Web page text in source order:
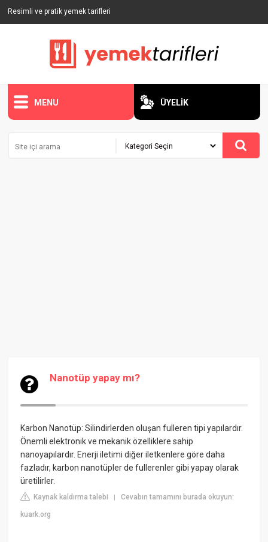
Resimli ve pratik yemek tarifleri
MENU ÜYELİK
Nanotüp yapay mı?
Karbon Nanotüp: Silindirlerden oluşanfulleren tipi yapılardır.
Önemli elektronik ve mekanik özelliklere sahip
nanoyapılardır. Enerji iletimi diğer iletkenlere göre daha
fazladır, karbon nanotüpler de fullerenler gibi yapay olarak
üretilirler.
Kaynak kaldırma talebi |Cevabın tamamını burada okuyun:
kuark.org